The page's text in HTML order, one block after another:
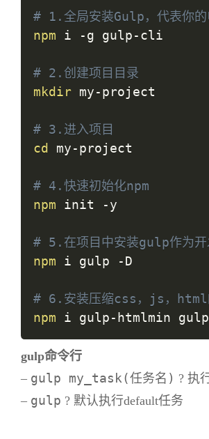
# 1.全局安装Gulp，代表你的
npm i -g gulp-cli
# 2.创建项目目录
mkdir my-project
# 3.进入项目
cd my-project
# 4.快速初始化npm
npm init -y
# 5.在项目中安装gulp作为开
npm i gulp -D
# 6.安装压缩css，js，html
npm
gulp命令行
– gulp my_task(任务名) ? 执
– gulp ? 默认执行default任务